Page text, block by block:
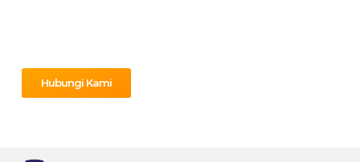
Hubungi Kami